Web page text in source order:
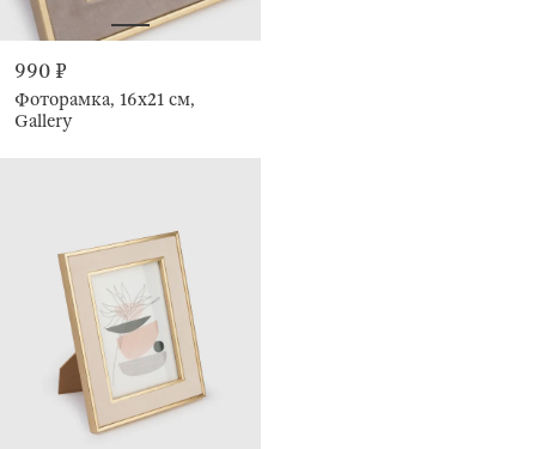
990 ₽
Фоторамка, 16х21 см,
Gallery